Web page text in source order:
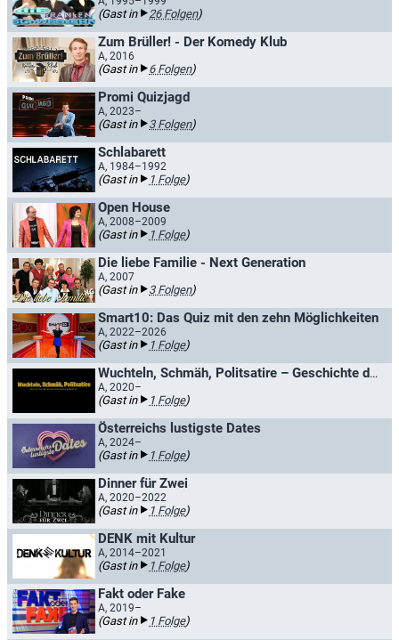
(Gast in 26 Folgen)
Zum Brüller! - Der Komedy Klub
A, 2016
(Gast in 6 Folgen)
Promi Quizjagd
A, 2023–
(Gast in 3 Folgen)
Schlabarett
A, 1984–1992
(Gast in 1 Folge)
Open House
A, 2008–2009
(Gast in 1 Folge)
Die liebe Familie - Next Generation
A, 2007
(Gast in 3 Folgen)
Smart10: Das Quiz mit den zehn Möglichkeiten
A, 2022–2026
(Gast in 1 Folge)
Wuchteln, Schmäh, Politsatire – Geschichte des österreichischen Kabaretts
A, 2020–
(Gast in 1 Folge)
Österreichs lustigste Dates
A, 2024–
(Gast in 1 Folge)
Dinner für Zwei
A, 2020–2022
(Gast in 1 Folge)
DENK mit Kultur
A, 2014–2021
(Gast in 1 Folge)
Fakt oder Fake
A, 2019–
(Gast in 1 Folge)